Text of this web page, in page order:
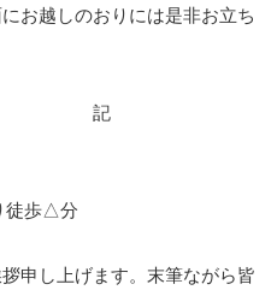
お越しのおりには是非お立ち
歩△分
申し上げます。末筆ながら皆